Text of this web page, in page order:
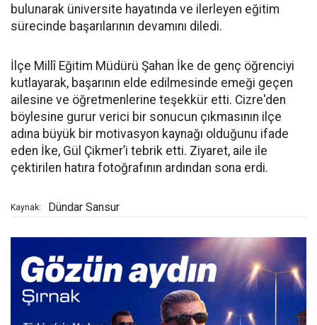
bulunarak üniversite hayatında ve ilerleyen eğitim
sürecinde başarılarının devamını diledi.
İlçe Millî Eğitim Müdürü Şahan İke de genç öğrenciyi
kutlayarak, başarının elde edilmesinde emeği geçen
ailesine ve öğretmenlerine teşekkür etti. Cizre'den
böylesine gurur verici bir sonucun çıkmasının ilçe
adına büyük bir motivasyon kaynağı olduğunu ifade
eden İke, Gül Çikmer’i tebrik etti. Ziyaret, aile ile
çektirilen hatıra fotoğrafının ardından sona erdi.
Kaynak: Dündar Sansur